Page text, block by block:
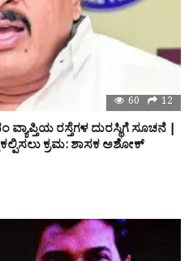
60 12
ವ್ಯಾಪ್ತಿಯ ರಸ್ತೆಗಳ ದುರಸ್ಥಿಗೆ ಸೂಚನೆ |
ಕ್ರಮ: ಶಾಸಕ ಅಶೋಕ್